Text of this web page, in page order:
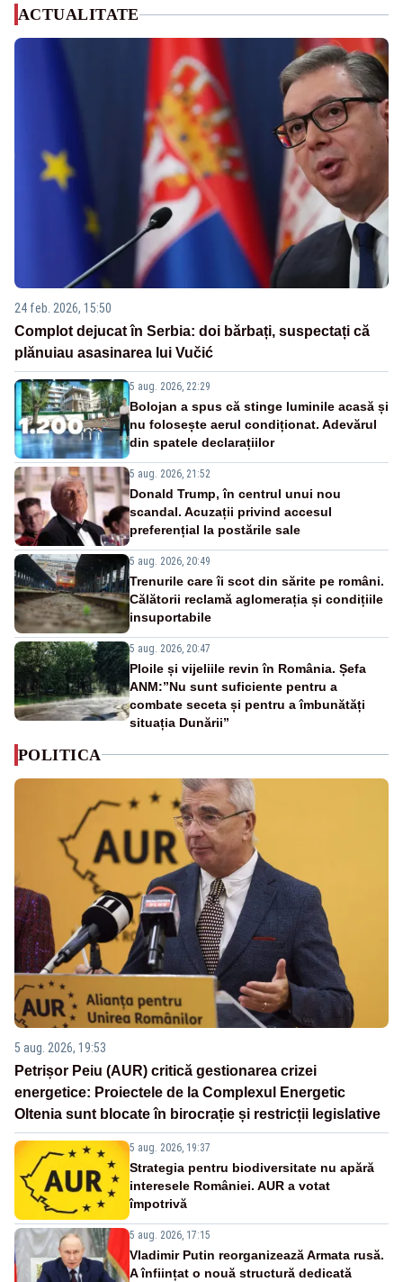
ACTUALITATE
24 feb. 2026, 15:50
Complot dejucat în Serbia: doi bărbați, suspectați că
plănuiau asasinarea lui Vučić
5 aug. 2026, 22:29
Bolojan a spus că stinge luminile acasă și
nu folosește aerul condiționat. Adevărul
din spatele declarațiilor
5 aug. 2026, 21:52
Donald Trump, în centrul unui nou
scandal. Acuzații privind accesul
preferențial la postările sale
5 aug. 2026, 20:49
Trenurile care îi scot din sărite pe români.
Călătorii reclamă aglomerația și condițiile
insuportabile
5 aug. 2026, 20:47
Ploile și vijeliile revin în România. Șefa
ANM:”Nu sunt suficiente pentru a
combate seceta și pentru a îmbunătăți
situația Dunării”
POLITICA
5 aug. 2026, 19:53
Petrișor Peiu (AUR) critică gestionarea crizei
energetice: Proiectele de la Complexul Energetic
Oltenia sunt blocate în birocrație și restricții legislative
5 aug. 2026, 19:37
Strategia pentru biodiversitate nu apără
interesele României. AUR a votat
împotrivă
5 aug. 2026, 17:15
Vladimir Putin reorganizează Armata rusă.
A înființat o nouă structură dedicată